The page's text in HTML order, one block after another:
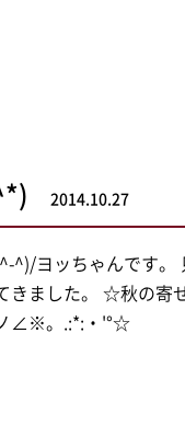
2014.10.27
^)/ヨッちゃんです。
きました。 ☆秋の寄
ノ∠※。.:*:・'°☆